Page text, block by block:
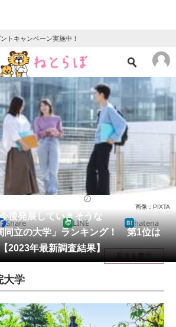
トキャンペーン実施中！
ニュース
クイズ
地域
教育・育児
リサーチ
合ページ
す
トレンド
後発展していきそうな
同立の大学」ランキング！ 第1位は
2023年最新調査結果】
画像：PIXTA
Share LINE hatena
目次を表示
大学